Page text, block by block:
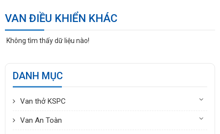
VAN ĐIỀU KHIỂN KHÁC
Không tìm thấy dữ liệu nào!
DANH MỤC
Van thở KSPC
Van An Toàn